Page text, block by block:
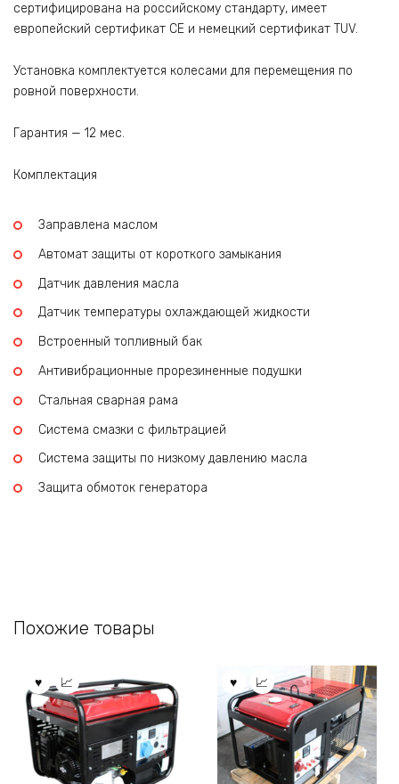
сертифицирована на российскому стандарту, имеет
европейский сертификат CE и немецкий сертификат TUV.
Установка комплектуется колесами для перемещения по
ровной поверхности.
Гарантия — 12 мес.
Комплектация
Заправлена маслом
Автомат защиты от короткого замыкания
Датчик давления масла
Датчик температуры охлаждающей жидкости
Встроенный топливный бак
Антивибрационные прорезиненные подушки
Стальная сварная рама
Система смазки с фильтрацией
Система защиты по низкому давлению масла
Защита обмоток генератора
Похожие товары